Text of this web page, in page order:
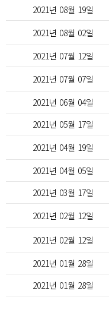
2021년 08월 19일
2021년 08월 02일
2021년 07월 12일
2021년 07월 07일
2021년 06월 04일
2021년 05월 17일
2021년 04월 19일
2021년 04월 05일
2021년 03월 17일
2021년 02월 12일
2021년 02월 12일
2021년 01월 28일
2021년 01월 28일